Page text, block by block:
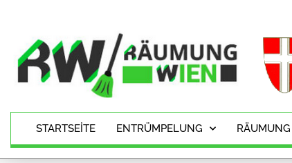
STARTSEITE ENTRÜMPELUNG RÄUMUNG